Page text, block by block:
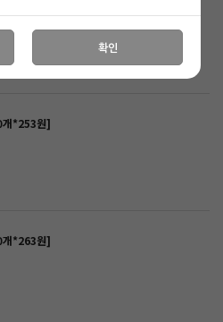
*253원]
*263원]
확인